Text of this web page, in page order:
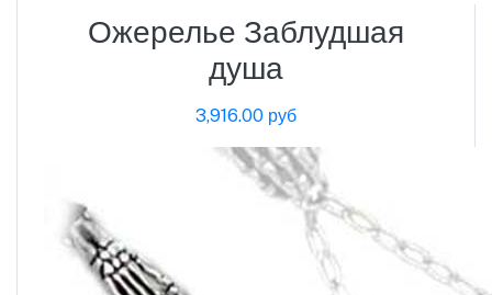
Ожерелье Заблудшая
душа
3,916.00 руб